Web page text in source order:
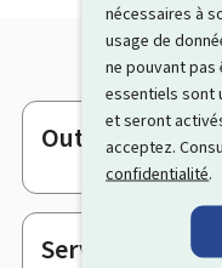
nécessaires à
usage de
ne pouvant pas
essentiels sont
et seront
acceptez.
confidentialité.
Pied
de
page
Outils
Services en